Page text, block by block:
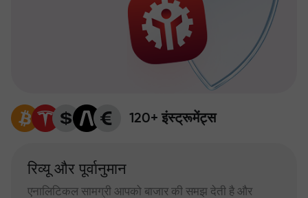
120+ इंस्ट्रूमेंट्स
रिव्यू और पूर्वानुमान
एनालिटिकल सामग्री आपको बाजार की समझ देती है और